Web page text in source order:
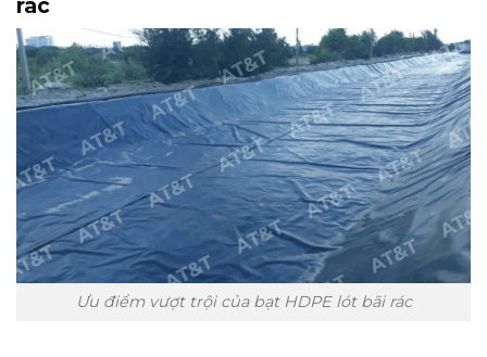
Ưu điểm vượt trội của bạt HDPE lót bãi rác